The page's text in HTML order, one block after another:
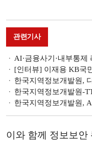
관련기사
AI·금융사기·내부통
[인터뷰] 이재용 KB국
한국지역정보개발원,
한국지역정보개발원-
한국지역정보개발원,
이와 함께 정보보안